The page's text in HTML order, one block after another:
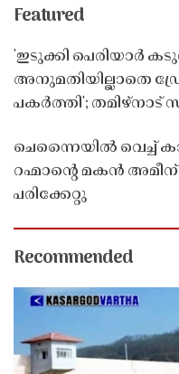
Featured
'ഇടുക്കി പെരിയാർ
അനുമതിയില്ലാതെ
പകർത്തി'; തമിഴ്നാട്
ചെന്നൈയിൽ വെച്ച്
റഹ്മാൻ്റെ മകൻ
പരിക്കേറ്റു
Recommended